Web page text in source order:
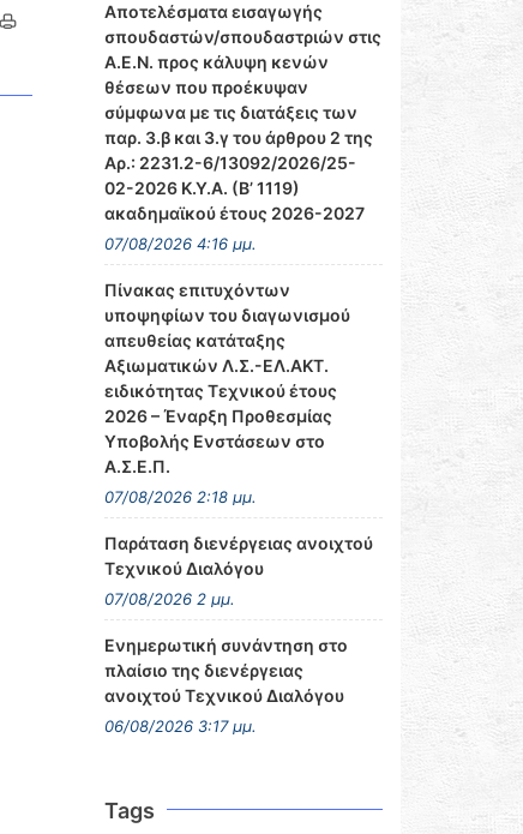
Αποτελέσματα εισαγωγής
σπουδαστών/σπουδαστριών στις
Α.Ε.Ν. προς κάλυψη κενών
θέσεων που προέκυψαν
σύμφωνα με τις διατάξεις των
παρ. 3.β και 3.γ του άρθρου 2 της
Αρ.: 2231.2-6/13092/2026/25-
02-2026 Κ.Υ.Α. (Β’ 1119)
ακαδημαϊκού έτους 2026-2027
07/08/2026 4:16 μμ.
Πίνακας επιτυχόντων
υποψηφίων του διαγωνισμού
απευθείας κατάταξης
Αξιωματικών Λ.Σ.-ΕΛ.ΑΚΤ.
ειδικότητας Τεχνικού έτους
2026 – Έναρξη Προθεσμίας
Υποβολής Ενστάσεων στο
Α.Σ.Ε.Π.
07/08/2026 2:18 μμ.
Παράταση διενέργειας ανοιχτού
Τεχνικού Διαλόγου
07/08/2026 2 μμ.
Ενημερωτική συνάντηση στο
πλαίσιο της διενέργειας
ανοιχτού Τεχνικού Διαλόγου
06/08/2026 3:17 μμ.
Tags